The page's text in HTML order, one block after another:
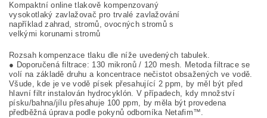
Kompaktní online tlakově kompenzovaný
vysokotlaký zavlažovač pro trvalé zavlažování
například zahrad, stromů, ovocných stromů s
velkými korunami stromů
Rozsah kompenzace tlaku dle níže uvedených tabulek.
● Doporučená filtrace: 130 mikronů / 120 mesh. Metoda filtrace se
volí na základě druhu a koncentrace nečistot obsažených ve vodě.
Všude, kde je ve vodě písek přesahující 2 ppm, by měl být před
hlavní filtr instalován hydrocyklón. V případech, kdy množství
písku/bahna/jílu přesahuje 100 ppm, by měla být provedena
předběžná úprava podle pokynů odborníka Netafim™.